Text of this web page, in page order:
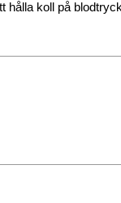
hålla koll på